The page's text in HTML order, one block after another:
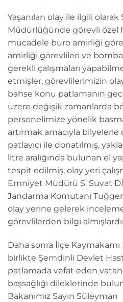
Yaşanılan olay ile ilgili
Müdürlüğünde görevli özel
mücadele büro amirliği
amirliği görevlileri ve
gerekli çalışmaları
etmişler, görevlilerimizin
bahse konu patlamanın
üzere değişik zamanlarda
personelimize yönelik
artırmak amacıyla
patlayıcı ile donatılmış,
litre aralığında bulunan el
tespit edilmiş, olay yeri
Emniyet Müdürü S. Suvat
Jandarma Komutanı
olay yerine gelerek
görevlilerden bilgi
Daha sonra İlçe
birlikte Şemdinli Devlet
patlamada vefat eden
başsağlığı dileklerinde
Bakanımız Sayın Süleyman